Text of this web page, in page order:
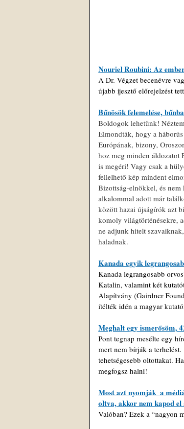
Nouriel Roubini: Az
A Dr. Végzet becenévre
újabb ijesztő előrejelzést
Bűnösök felemelése,
Boldogok lehetünk!
Elmondták, hogy a
Európának, bizony,
hoz meg minden áldozatot
is megéri! Vagy csak a
fellelhető kép mindent
Bizottság-elnökkel, és nem
alkalommal adott már
között hazai újságírók azt
komoly világtörténésekre,
ne adjunk hitelt
haladnak.
Kanada egyik
Kanada legrangosabb
Katalin, valamint két
Alapítvány (Gairdner
ítélték idén a magyar
Meghalt egy ismerősöm,
Pont tegnap mesélte egy
mert nem bírják a
tehetségesebb oltottakat.
megfogsz halni!
Most azt nyomják  a
oltva, akkor nem kapod el
Valóban? Ezek a “nagyon